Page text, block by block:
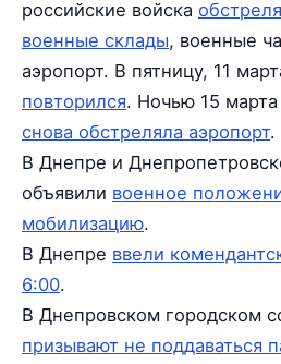
российские войска
военные склады, военные
аэропорт. В пятницу, 11
повторился. Ночью 15
снова обстреляла аэропорт.
В Днепре и
объявили военное
мобилизацию.
В Днепре ввели
6:00.
В Днепровском городском
призывают не поддаваться